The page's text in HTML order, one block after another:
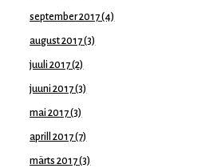
september 2017(4)
august 2017(3)
juuli 2017(2)
juuni 2017(3)
mai 2017(3)
aprill 2017(7)
märts 2017(3)